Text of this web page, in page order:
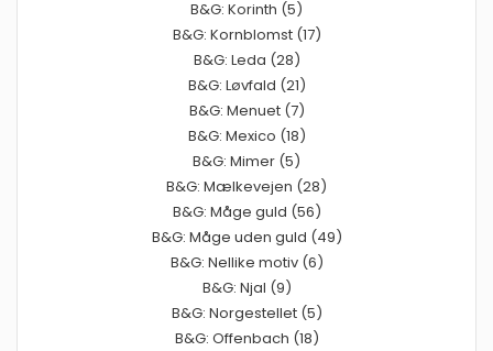
B&G: Korinth (5)
B&G: Kornblomst (17)
B&G: Leda (28)
B&G: Løvfald (21)
B&G: Menuet (7)
B&G: Mexico (18)
B&G: Mimer (5)
B&G: Mælkevejen (28)
B&G: Måge guld (56)
B&G: Måge uden guld (49)
B&G: Nellike motiv (6)
B&G: Njal (9)
B&G: Norgestellet (5)
B&G: Offenbach (18)